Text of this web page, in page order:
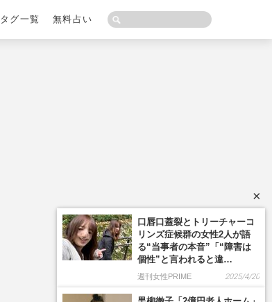
タグ一覧 無料占い
×